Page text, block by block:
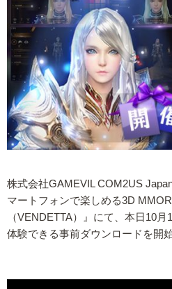
株式会社GAMEVIL COM2US
マートフォンで楽しめる3D
（VENDETTA）』にて、本日10
体験できる事前ダウンロードを開